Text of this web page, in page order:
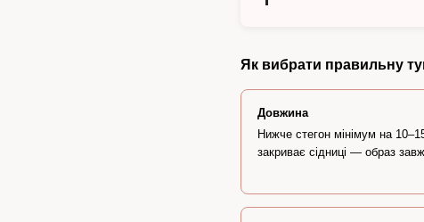
Як вибрати правильну
Довжина
Нижче стегон мінімум на
закриває сідниці — образ